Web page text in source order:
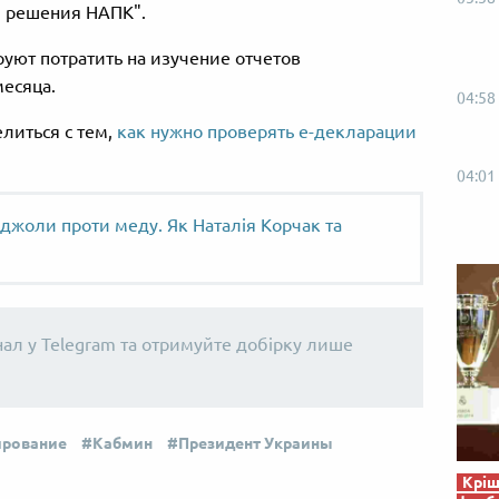
решения НАПК".
потратить на изучение отчетов
с тем, как нужно проверять е-декларации
проти меду. Як Наталія Корчак та
у Telegram та отримуйте добірку лише
Кабмин Президент Украины
04:58
04:01